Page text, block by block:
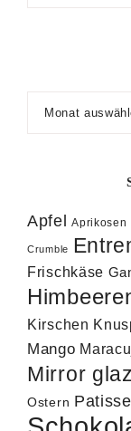
Apfel Aprikosen
Crumble
Frischkäse
Kirschen
Mango
Mirror
Ostern